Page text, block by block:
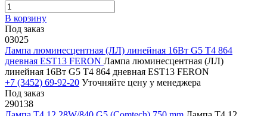
В корзину
Под заказ
03025
Лампа люминесцентная (ЛЛ) линейная 16Вт G5 Т4 864
дневная EST13 FERON Лампа люминесцентная (ЛЛ)
линейная 16Вт G5 Т4 864 дневная EST13 FERON
+7 (3452) 69-92-20 Уточняйте цену у менеджера
Под заказ
290138